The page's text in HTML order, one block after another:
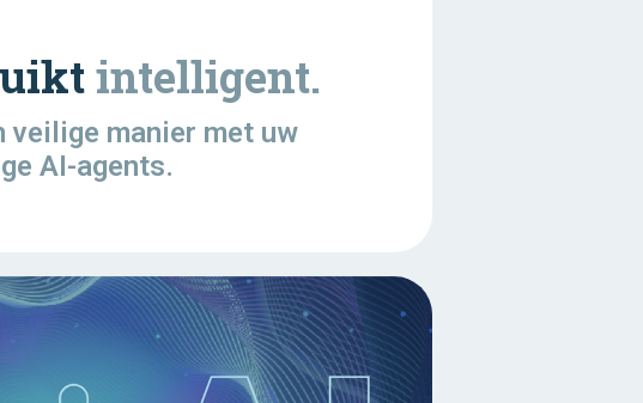
intelligent.
veilige manier met uw
AI-agents.